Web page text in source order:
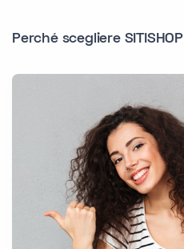
Perché scegliere SITISHOP